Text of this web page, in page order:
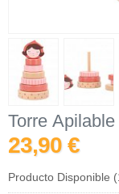
Torre
23,90 €
Producto Disponible